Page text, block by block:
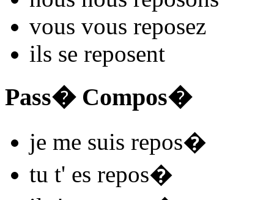
vous vous reposez
ils se reposent
Pass� Compos�
je me suis repos�
tu t' es repos�